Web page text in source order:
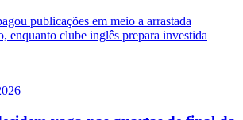
publicações em meio a arrastada
enquanto clube inglês prepara investida